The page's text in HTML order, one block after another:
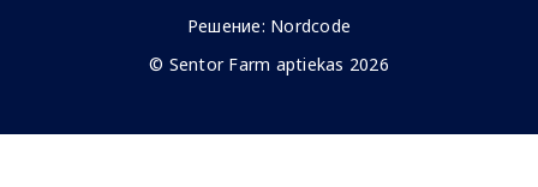
Решение: Nordcode
© Sentor Farm aptiekas 2026